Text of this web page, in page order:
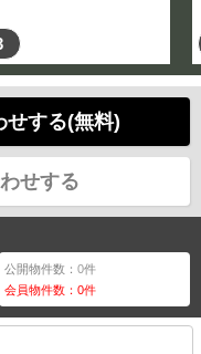
せする(無料)
せする
公開物件数：0件
会員物件数：0件